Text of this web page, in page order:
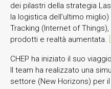
dei pilastri della strategia
la logistica dell’ultimo
Tracking (Internet of
prodotti e realtà aumentata.
CHEP ha iniziato il suo
Il team ha realizzato una
settore (New Horizons) per